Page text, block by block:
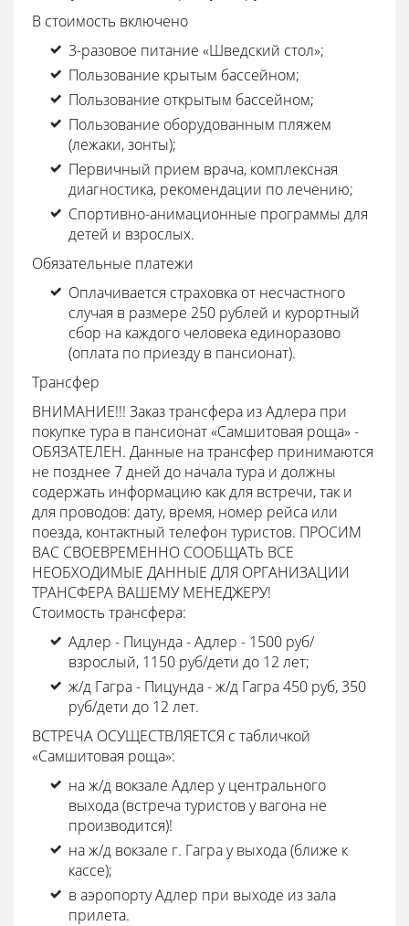
В стоимость включено
3-разовое питание «Шведский стол»;
Пользование крытым бассейном;
Пользование открытым бассейном;
Пользование оборудованным пляжем
(лежаки, зонты);
Первичный прием врача, комплексная
диагностика, рекомендации по лечению;
Спортивно-анимационные программы для
детей и взрослых.
Обязательные платежи
Оплачивается страховка от несчастного
случая в размере 250 рублей и курортный
сбор на каждого человека единоразово
(оплата по приезду в пансионат).
Трансфер
ВНИМАНИЕ!!! Заказ трансфера из Адлера при
покупке тура в пансионат «Самшитовая роща» -
ОБЯЗАТЕЛЕН. Данные на трансфер принимаются
не позднее 7 дней до начала тура и должны
содержать информацию как для встречи, так и
для проводов: дату, время, номер рейса или
поезда, контактный телефон туристов. ПРОСИМ
ВАС СВОЕВРЕМЕННО СООБЩАТЬ ВСЕ
НЕОБХОДИМЫЕ ДАННЫЕ ДЛЯ ОРГАНИЗАЦИИ
ТРАНСФЕРА ВАШЕМУ МЕНЕДЖЕРУ!
Стоимость трансфера:
Адлер - Пицунда - Адлер - 1500 руб/
взрослый, 1150 руб/дети до 12 лет;
ж/д Гагра - Пицунда - ж/д Гагра 450 руб, 350
руб/дети до 12 лет.
ВСТРЕЧА ОСУЩЕСТВЛЯЕТСЯ с табличкой
«Самшитовая роща»:
на ж/д вокзале Адлер у центрального
выхода (встреча туристов у вагона не
производится)!
на ж/д вокзале г. Гагра у выхода (ближе к
кассе);
в аэропорту Адлер при выходе из зала
прилета.